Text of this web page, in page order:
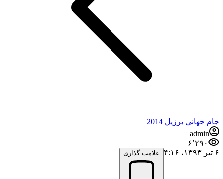
جام جهانی برزیل 2014
admin
۶٬۲۹۰
۶ تیر ۱۳۹۳،‏ ۴:۱۶
علامت گذاری